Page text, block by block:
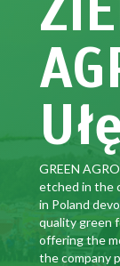
GREEN
etched in the
in Poland
quality green
offering the
the company